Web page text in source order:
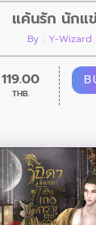
แค้นรัก นักแ
By : Y-Wizard
119.00
THB.